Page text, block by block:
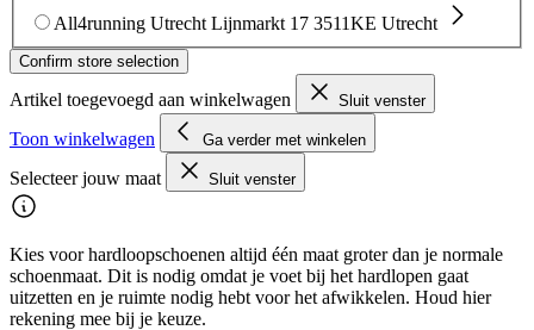
All4running Utrecht Lijnmarkt 17 3511KE Utrecht
Confirm store selection
Artikel toegevoegd aan winkelwagen Sluit venster
Toon winkelwagen Ga verder met winkelen
Selecteer jouw maat Sluit venster
Kies voor hardloopschoenen altijd één maat groter dan je normale
schoenmaat. Dit is nodig omdat je voet bij het hardlopen gaat
uitzetten en je ruimte nodig hebt voor het afwikkelen. Houd hier
rekening mee bij je keuze.